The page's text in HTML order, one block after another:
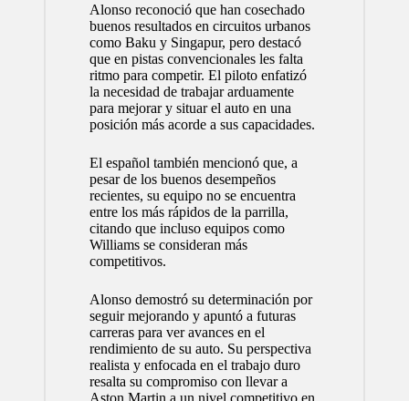
Alonso reconoció que han cosechado
buenos resultados en circuitos urbanos
como Baku y Singapur, pero destacó
que en pistas convencionales les falta
ritmo para competir. El piloto enfatizó
la necesidad de trabajar arduamente
para mejorar y situar el auto en una
posición más acorde a sus capacidades.
El español también mencionó que, a
pesar de los buenos desempeños
recientes, su equipo no se encuentra
entre los más rápidos de la parrilla,
citando que incluso equipos como
Williams se consideran más
competitivos.
Alonso demostró su determinación por
seguir mejorando y apuntó a futuras
carreras para ver avances en el
rendimiento de su auto. Su perspectiva
realista y enfocada en el trabajo duro
resalta su compromiso con llevar a
Aston Martin a un nivel competitivo en